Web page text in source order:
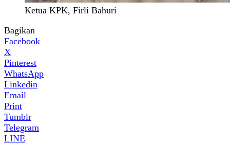
Ketua KPK, Firli Bahuri
Bagikan
Facebook
X
Pinterest
WhatsApp
Linkedin
Email
Print
Tumblr
Telegram
LINE